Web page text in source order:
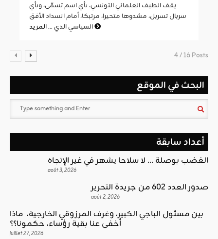
يقف الطيف العلماني التونسي، بأي اسم تسمّى، وبأي
سربال تسربل، مشدوها متحيرا، مرتبكا، أمام انسداد الأفق
السياسي الذي ...
4 / 16 Posts
البحث في الموقع
أعداد سابقة
الغضب بوصلة … لا سلاحا يشهر في غير الإتجاه
août 3, 2026
صدور العدد 602 من جريدة التحرير
août 2, 2026
بين مسئول الباجي الكبير، وغرف المرزوقي الخارجية، ماذا
أخفى عنا بقية رؤساء، حكمونا؟؟
juillet 27, 2026